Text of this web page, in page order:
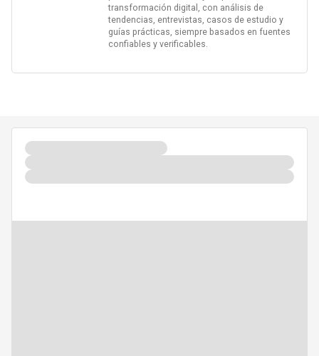
transformación digital, con análisis de
tendencias, entrevistas, casos de estudio y
guías prácticas, siempre basados en fuentes
confiables y verificables.